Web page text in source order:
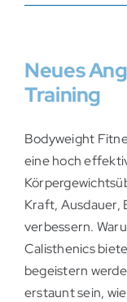
Neues
Training
Bodyweight
eine hoch
Kraft, Ausdauer,
verbessern.
Calisthenics
begeistern
erstaunt sein,